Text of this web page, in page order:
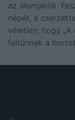
az álomjárók.
népét, a
véletlen, hogy
feltűnnek a